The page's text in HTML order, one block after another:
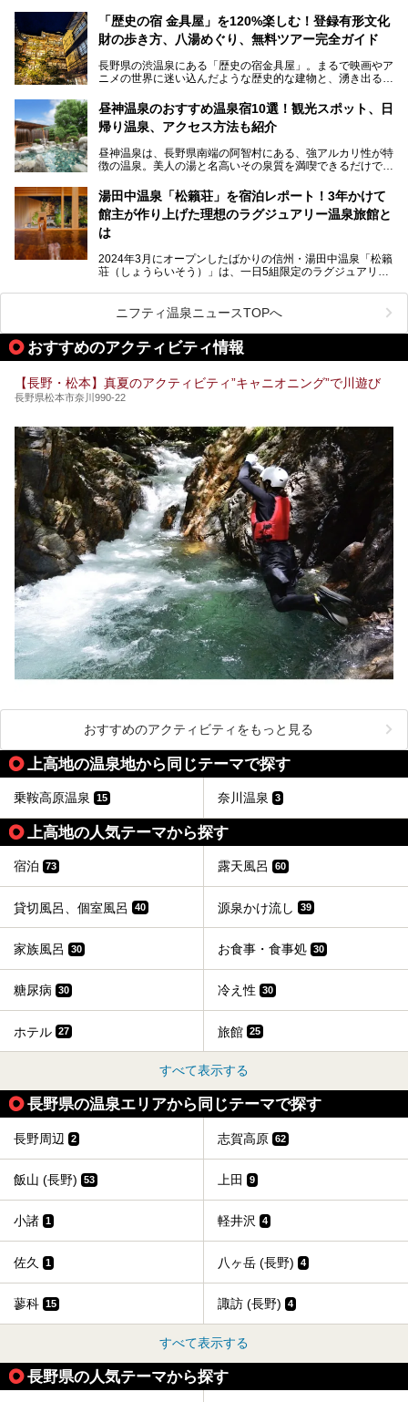
ので、野生のサルを観察する貴重な自然体験と温泉をあわせ
て楽しみたい人は、ぜひ参考にしてください。
リピートするファンも多い温泉です。冬はスキーと一緒に楽
しみたい極上の温泉を紹介します。
「歴史の宿 金具屋」を120%楽しむ！登録有形文化
財の歩き方、八湯めぐり、無料ツアー完全ガイド
長野県の渋温泉にある「歴史の宿金具屋」。まるで映画やア
ニメの世界に迷い込んだような歴史的な建物と、湧き出る温
を隅々まで楽しみたいですよね。この記事では、金具屋での
滞在を最高の思い出にするための「楽しみ方」を徹底的にご
紹介します！
昼神温泉のおすすめ温泉宿10選！観光スポット、日
帰り温泉、アクセス方法も紹介
昼神温泉は、長野県南端の阿智村にある、強アルカリ性が特
徴の温泉。美人の湯と名高いその泉質を満喫できるだけでな
昼神温泉では、朝市などの観光スポットや、信州名物のおや
きを楽しめるグルメスポットなど、観光を楽しむにはぴった
りの場所が豊富にあります。
この記事では、昼神温泉での滞在を充実させる宿泊施設や日
帰り温泉、見どころ満載の観光・グルメスポットに加え、ア
クセス方法も順に紹介します。
湯田中温泉「松籟荘」を宿泊レポート！3年かけて
館主が作り上げた理想のラグジュアリー温泉旅館と
は
2024年3月にオープンしたばかりの信州・湯田中温泉「松籟
荘（しょうらいそう）」は、一日5組限定のラグジュアリー
ライベートに楽しめる非日常感が味わえます。また宿泊者は
道向かいの「よろづや」の大浴場「桃山風呂」や共同浴場の
「湯田中大湯」も利用ができます。
極上のお湯に浸り上質なお料理に舌鼓、特別な日に泊まりた
い湯田中温泉「松籟荘」を、実際に宿泊した目線で紹介しま
ニフティ温泉ニュースTOPへ
おすすめのアクティビティ情報
【長野・松本】真夏のアクティビティ”キャニオニング”で川遊び
長野県松本市奈川990-22
おすすめのアクティビティをもっと見る
上高地の温泉地から同じテーマで探す
乗鞍高原温泉 15 奈川温泉 3
上高地の人気テーマから探す
宿泊 73 露天風呂 60
貸切風呂、個室風呂 40 源泉かけ流し 39
家族風呂 30 お食事・食事処 30
糖尿病 30 冷え性 30
ホテル 27 旅館 25
すべて表示する
長野県の温泉エリアから同じテーマで探す
長野周辺 2 志賀高原 62
飯山 (長野) 53 上田 9
小諸 1 軽井沢 4
佐久 1 八ヶ岳 (長野) 4
蓼科 15 諏訪 (長野) 4
すべて表示する
長野県の人気テーマから探す